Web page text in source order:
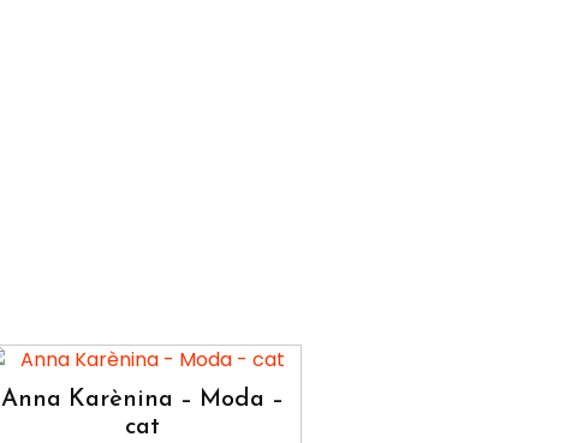
Anna Karènina – Moda –
cat